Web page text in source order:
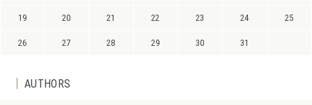
19 20 21 22 23 24 25
26 27 28 29 30 31
AUTHORS